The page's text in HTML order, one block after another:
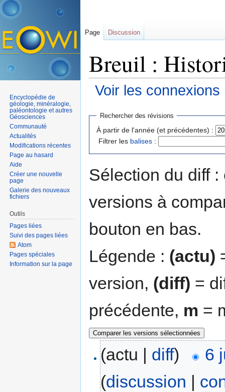
Breuil :
Voir les
Rechercher des révisions
À partir de l'année (et précédentes) :
Filtrer les balises :
Sélection du diff
versions à
bouton en bas.
Légende : (actu)
version, (diff) =
précédente, m =
(actu | diff)
6
(discussion |
Page Discussion
Encyclopédie de
géologie, minéralogie,
paléontologie et autres
Géosciences
Communauté
Actualités
Modifications récentes
Page au hasard
Aide
Créer une nouvelle
page
Galerie des nouveaux
fichiers
Outils
Pages liées
Suivi des pages liées
Atom
Pages spéciales
Information sur la page